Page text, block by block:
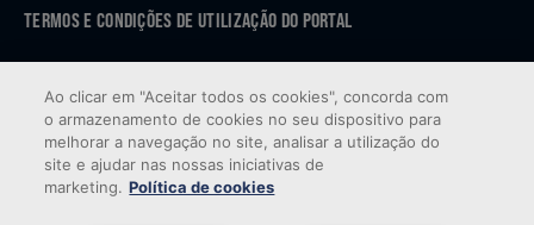
TERMOS E CONDIÇÕES DE UTILIZAÇÃO DO PORTAL
GOOGLE PLAY
Ao clicar em "Aceitar todos os cookies", concorda com
o armazenamento de cookies no seu dispositivo para
melhorar a navegação no site, analisar a utilização do
site e ajudar nas nossas iniciativas de
marketing. Política de cookies